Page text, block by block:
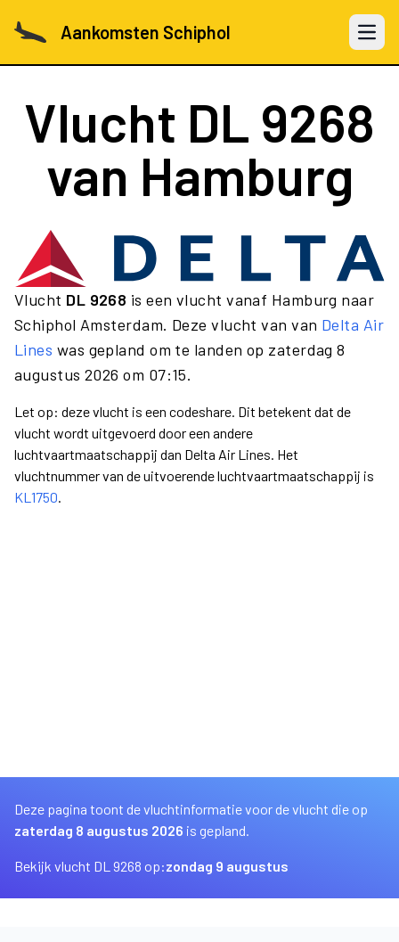
Aankomsten Schiphol Open
Vlucht DL 9268
van Hamburg
Vlucht DL 9268 is een vlucht vanaf Hamburg naar
Schiphol Amsterdam. Deze vlucht van van Delta Air
Lines was gepland om te landen op zaterdag 8
augustus 2026 om 07:15.
Let op: deze vlucht is een codeshare. Dit betekent dat de
vlucht wordt uitgevoerd door een andere
luchtvaartmaatschappij dan Delta Air Lines. Het
vluchtnummer van de uitvoerende luchtvaartmaatschappij is
KL1750.
Deze pagina toont de vluchtinformatie voor de vlucht die op
zaterdag 8 augustus 2026 is gepland.
Bekijk vlucht DL 9268 op:zondag 9 augustus